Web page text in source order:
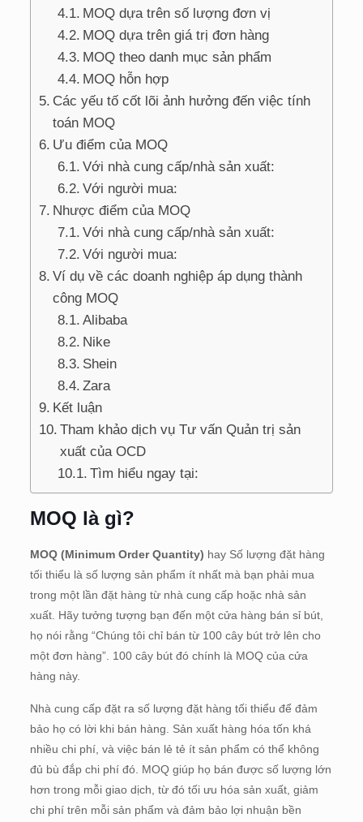
MOQ dựa trên số lượng đơn vị
MOQ dựa trên giá trị đơn hàng
MOQ theo danh mục sản phẩm
MOQ hỗn hợp
Các yếu tố cốt lõi ảnh hưởng đến việc tính
toán MOQ
Ưu điểm của MOQ
Với nhà cung cấp/nhà sản xuất:
Với người mua:
Nhược điểm của MOQ
Với nhà cung cấp/nhà sản xuất:
Với người mua:
Ví dụ về các doanh nghiệp áp dụng thành
công MOQ
Alibaba
Nike
Shein
Zara
Kết luận
Tham khảo dịch vụ Tư vấn Quản trị sản
xuất của OCD
Tìm hiểu ngay tại:
MOQ là gì?
MOQ (Minimum Order Quantity) hay Số lượng đặt hàng
tối thiểu là số lượng sản phẩm ít nhất mà bạn phải mua
trong một lần đặt hàng từ nhà cung cấp hoặc nhà sản
xuất. Hãy tưởng tượng bạn đến một cửa hàng bán sỉ bút,
họ nói rằng “Chúng tôi chỉ bán từ 100 cây bút trở lên cho
một đơn hàng”. 100 cây bút đó chính là MOQ của cửa
hàng này.
Nhà cung cấp đặt ra số lượng đặt hàng tối thiểu để đảm
bảo họ có lời khi bán hàng. Sản xuất hàng hóa tốn khá
nhiều chi phí, và việc bán lẻ tẻ ít sản phẩm có thể không
đủ bù đắp chi phí đó. MOQ giúp họ bán được số lượng lớn
hơn trong mỗi giao dịch, từ đó tối ưu hóa sản xuất, giảm
chi phí trên mỗi sản phẩm và đảm bảo lợi nhuận bền